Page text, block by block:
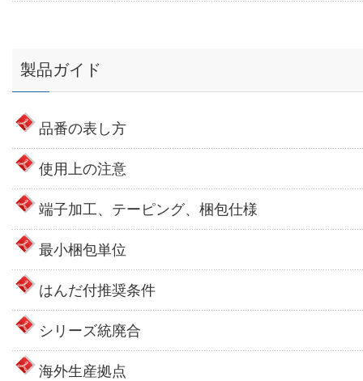
製品ガイド
品番の表し方
使用上の注意
端子加工、テーピング、梱包仕様
最小梱包単位
はんだ付推奨条件
シリーズ統廃合
海外生産拠点